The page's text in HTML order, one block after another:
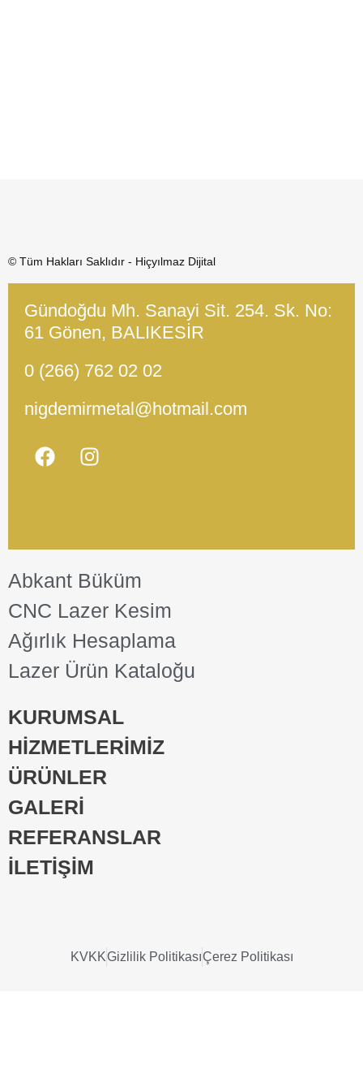
© Tüm Hakları Saklıdır - Hiçyılmaz Dijital
Gündoğdu Mh. Sanayi Sit. 254. Sk. No:
61 Gönen, BALIKESİR
0 (266) 762 02 02
nigdemirmetal@hotmail.com
Abkant Büküm
CNC Lazer Kesim
Ağırlık Hesaplama
Lazer Ürün Kataloğu
KURUMSAL
HİZMETLERİMİZ
ÜRÜNLER
GALERİ
REFERANSLAR
İLETİŞİM
KVKKGizlilik PolitikasıÇerez Politikası